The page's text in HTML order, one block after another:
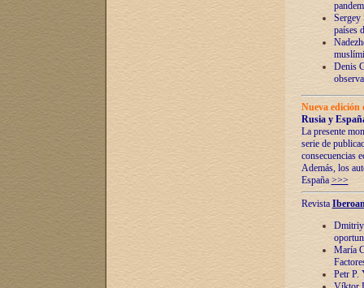
Sergey
países
Denis
Nueva
Rusia y
La presente
serie de
consecuencias
Además, los
España >>>
Revista
Dmitriy
María
Petr P.